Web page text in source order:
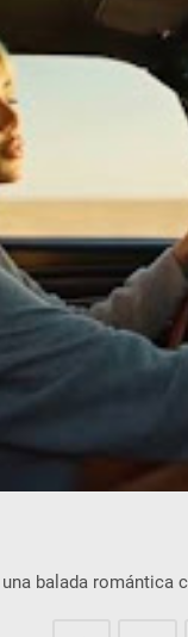
balada romántica